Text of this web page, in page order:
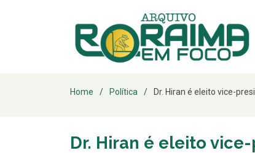
Home Política Dr. Hiran é eleito vice-
Dr. Hiran é eleito